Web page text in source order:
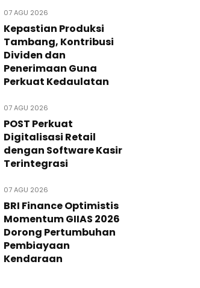
07 AGU 2026
Kepastian Produksi
Tambang, Kontribusi
Dividen dan
Penerimaan Guna
Perkuat Kedaulatan
07 AGU 2026
POST Perkuat
Digitalisasi Retail
dengan Software Kasir
Terintegrasi
07 AGU 2026
BRI Finance Optimistis
Momentum GIIAS 2026
Dorong Pertumbuhan
Pembiayaan
Kendaraan